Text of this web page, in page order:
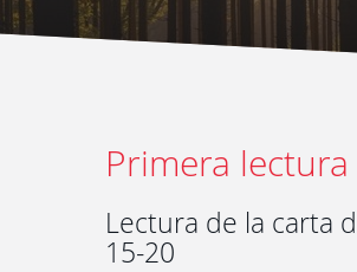
Primera lectura
Lectura de la carta
15-20